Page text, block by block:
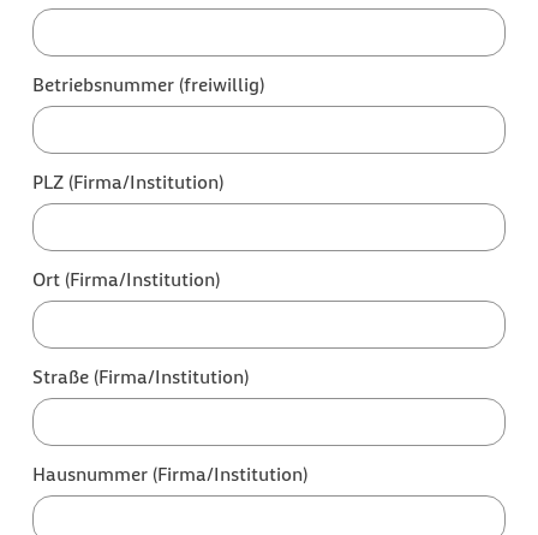
Betriebsnummer (freiwillig)
PLZ (Firma/Institution)
Ort (Firma/Institution)
Straße (Firma/Institution)
Hausnummer (Firma/Institution)